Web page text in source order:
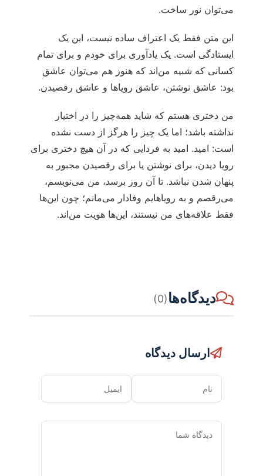
می‌توان نور ساخت.
این متن فقط یک اعتراف ساده نیست، این یک
ایستادگی است. یک یادآوری برای خودم و برای تمام
کسانی که شبیه من‌اند که هنوز هم می‌توان عاشق
بود: عاشق نوشتن، عاشق رویاها و عاشق رقصیدن.
من دختری هستم که شاید همه‌چیز را در اختیار
نداشته باشد؛ اما یک چیز را هرگز از دست نشده
است: امید. امید به فردایی که در آن هیچ دختری برای
رویا دیدن، برای نوشتن یا برای رقصیدن مجبور به
پنهان شدن نباشد. تا آن روز برسد، من می‌نویسم،
می‌رقصم و به رویاهایم وفادار می‌مانم؛ چون این‌ها
فقط علاقه‌های من نیستند، این‌ها هویت من‌اند.
دیدگاه‌ها(0)
ارسال دیدگاه
نام ایمیل
دیدگاه